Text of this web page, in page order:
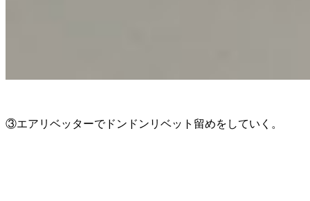
③エアリベッターでドンドンリベット留めをしていく。